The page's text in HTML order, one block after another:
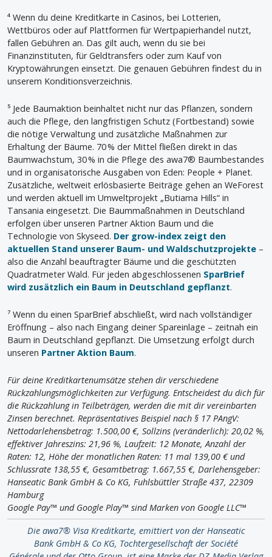
⁴ Wenn du deine Kreditkarte in Casinos, bei Lotterien,
Wettbüros oder auf Plattformen für Wertpapierhandel nutzt,
fallen Gebühren an. Das gilt auch, wenn du sie bei
Finanzinstituten, für Geldtransfers oder zum Kauf von
Kryptowährungen einsetzt. Die genauen Gebühren findest du in
unserem Konditionsverzeichnis.
⁵ Jede Baumaktion beinhaltet nicht nur das Pflanzen, sondern
auch die Pflege, den langfristigen Schutz (Fortbestand) sowie
die nötige Verwaltung und zusätzliche Maßnahmen zur
Erhaltung der Bäume. 70 % der Mittel fließen direkt in das
Baumwachstum, 30 % in die Pflege des awa7® Baumbestandes
und in organisatorische Ausgaben von Eden: People + Planet.
Zusätzliche, weltweit erlösbasierte Beiträge gehen an WeForest
und werden aktuell im Umweltprojekt „Butiama Hills“ in
Tansania eingesetzt. Die Baummaßnahmen in Deutschland
erfolgen über unseren Partner Aktion Baum und die
Technologie von Skyseed. Der grow-index zeigt den
aktuellen Stand unserer Baum- und Waldschutzprojekte –
also die Anzahl beauftragter Bäume und die geschützten
Quadratmeter Wald. Für jeden abgeschlossenen SparBrief
wird zusätzlich ein Baum in Deutschland gepflanzt.
⁷ Wenn du einen SparBrief abschließt, wird nach vollständiger
Eröffnung – also nach Eingang deiner Spareinlage – zeitnah ein
Baum in Deutschland gepflanzt. Die Umsetzung erfolgt durch
unseren Partner Aktion Baum.
Für deine Kreditkartenumsätze stehen dir verschiedene
Rückzahlungsmöglichkeiten zur Verfügung. Entscheidest du dich für
die Rückzahlung in Teilbeträgen, werden die mit dir vereinbarten
Zinsen berechnet. Repräsentatives Beispiel nach § 17 PAngV:
Nettodarlehensbetrag: 1.500,00 €, Sollzins (veränderlich): 20,02 %,
effektiver Jahreszins: 21,96 %, Laufzeit: 12 Monate, Anzahl der
Raten: 12, Höhe der monatlichen Raten: 11 mal 139,00 € und
Schlussrate 138,55 €, Gesamtbetrag: 1.667,55 €, Darlehensgeber:
Hanseatic Bank GmbH & Co KG, Fuhlsbüttler Straße 437, 22309
Hamburg
Google Pay™ und Google Play™ sind Marken von Google LLC™
Die awa7® Visa Kreditkarte, emittiert von der Hanseatic
Bank GmbH & Co KG, Tochtergesellschaft der Société